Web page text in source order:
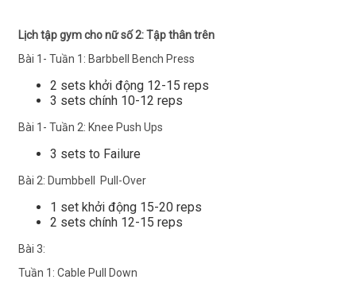
Lịch tập gym cho nữ số 2: Tập thân trên
Bài 1- Tuần 1: Barbbell Bench Press
2 sets khởi động 12-15 reps
3 sets chính 10-12 reps
Bài 1- Tuần 2: Knee Push Ups
3 sets to Failure
Bài 2: Dumbbell Pull-Over
1 set khởi động 15-20 reps
2 sets chính 12-15 reps
Bài 3:
Tuần 1: Cable Pull Down